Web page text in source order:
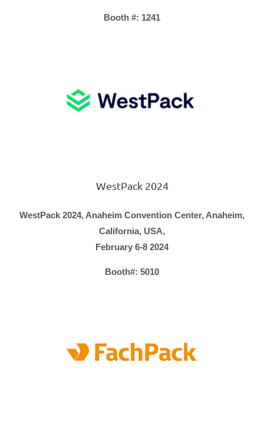
Booth #: 1241
WestPack 2024
WestPack 2024, Anaheim Convention Center, Anaheim,
California, USA,
February 6-8 2024
Booth#: 5010